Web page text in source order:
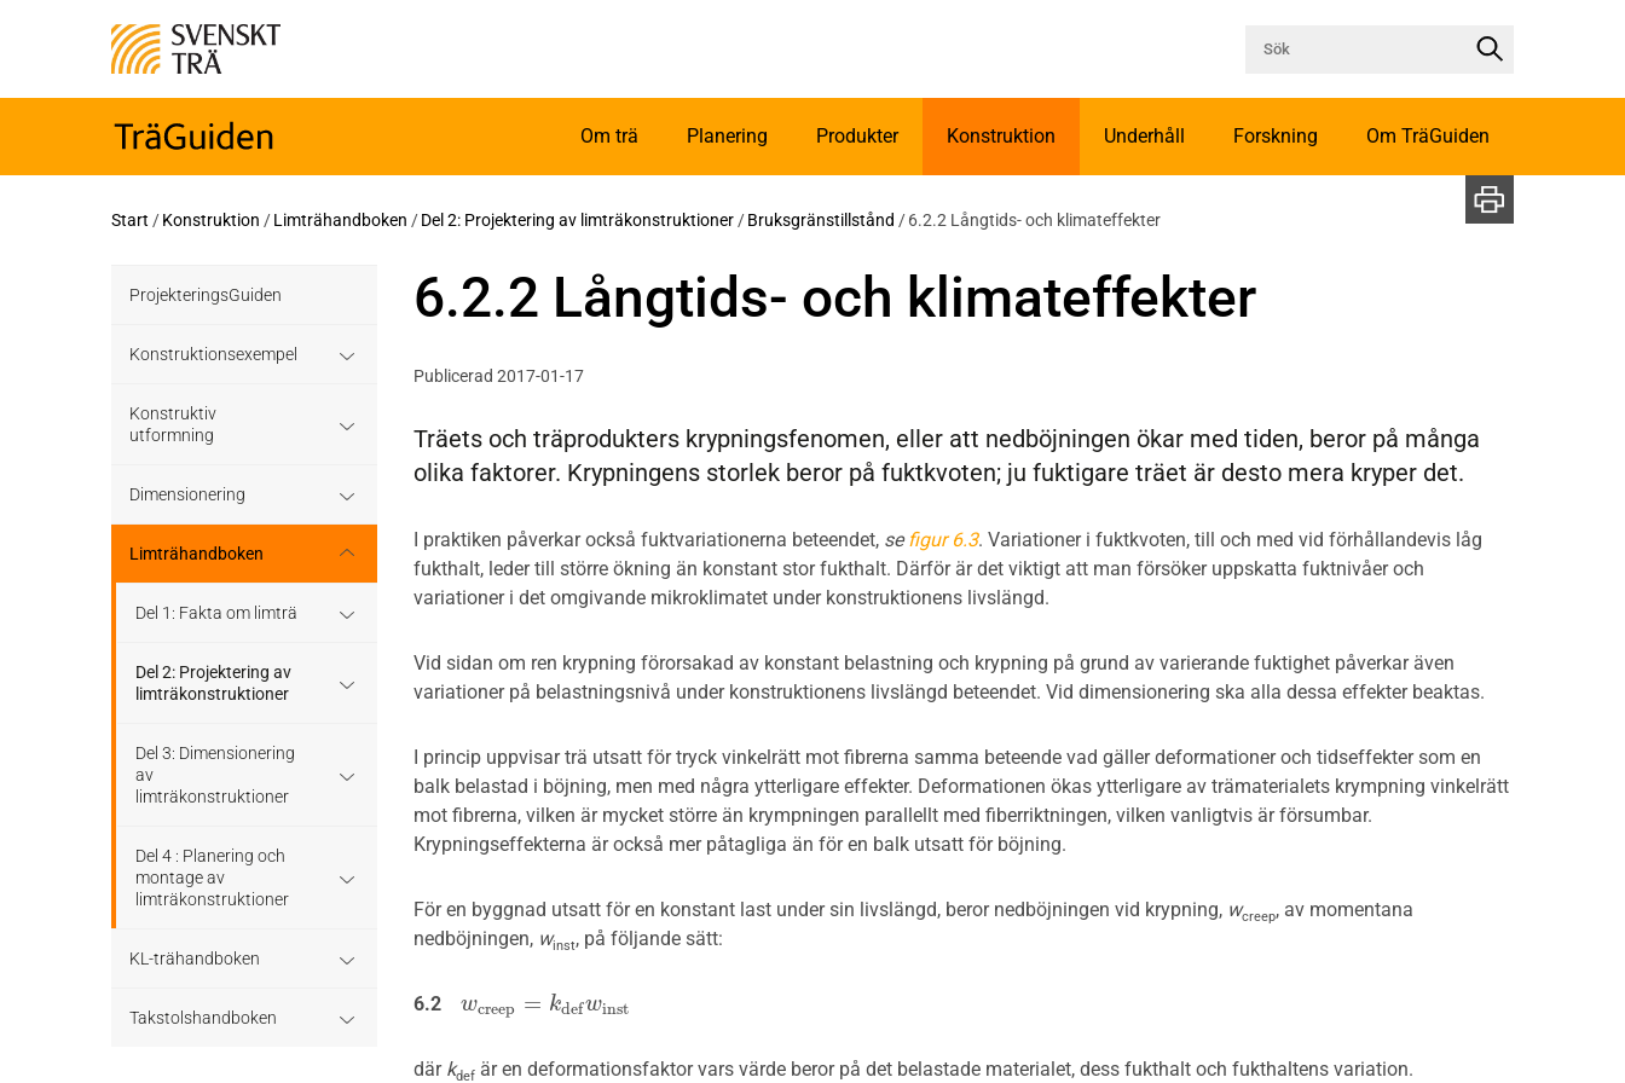
Om trä Planering Produkter Konstruktion Underhåll Forskning Om TräGuiden
Start /Konstruktion /Limträhandboken /Del 2: Projektering av limträkonstruktioner/Bruksgränstillstånd /6.2.2 Långtids- och klimateffekter
ProjekteringsGuiden
Konstruktionsexempel
Grundläggning
Bullerskärmar
Träbroar
Konstruktiv
utformning
Grundläggning
Stomme
Stomkomplettering
Trädäck
Träbroar
Dimensionering
Regler och standarder
Dimensioneringsgång
Hållfasthet och bärförmåga
Bärverk
Stabilisering och förband
Beständighet
Beräkningsexempel
Limträhandboken
Del 1: Fakta om limträ
Limträ som byggmaterial
Fakta om limträ
Projektering
Del 2: Projektering av
limträkonstruktioner
Limträ som
konstruktionsmaterial
limträkonstruktioner
Del 3: Dimensionering
av
limträkonstruktioner
Regler och formler för
dimensionering enligt
Eurokod 5
Dimensioneringsexempel
Del 4 : Planering och
montage av
limträkonstruktioner
Att montera limträ
Projektering av limträstomme
KL-trähandboken
KL-trä som
Takstolshandboken
6.2.2 Långtids- och klimateffekter
Publicerad 2017-01-17
Träets och träprodukters krypningsfenomen, eller att nedböjningen ökar med tiden, beror på många
olika faktorer. Krypningens storlek beror på fuktkvoten; ju fuktigare träet är desto mera kryper det.
I praktiken påverkar också fuktvariationerna beteendet, sefigur 6.3. Variationer i fuktkvoten, till och med vid förhållandevis låg
fukthalt, leder till större ökning än konstant stor fukthalt. Därför är det viktigt att man försöker uppskatta fuktnivåer och
variationer i det omgivande mikroklimatet under konstruktionens livslängd.
Vid sidan om ren krypning förorsakad av konstant belastning och krypning på grund av varierande fuktighet påverkar även
variationer på belastningsnivå under konstruktionens livslängd beteendet. Vid dimensionering ska alla dessa effekter beaktas.
I princip uppvisar trä utsatt för tryck vinkelrätt mot fibrerna samma beteende vad gäller deformationer och tidseffekter som en
balk belastad i böjning, men med några ytterligare effekter. Deformationen ökas ytterligare av trämaterialets krympning vinkelrätt
mot fibrerna, vilken är mycket större än krympningen parallellt med fiberriktningen, vilken vanligtvis är försumbar.
Krypningseffekterna är också mer påtagliga än för en balk utsatt för böjning.
För en byggnad utsatt för en konstant last under sin livslängd, beror nedböjningen vid krypning, wcreep, av momentana
nedböjningen, winst, på följande sätt:
6.2 wcreep = kdefwinst
wcreep =k defwinst
där kdef är en deformationsfaktor vars värde beror på det belastade materialet, dess fukthalt och fukthaltens variation.